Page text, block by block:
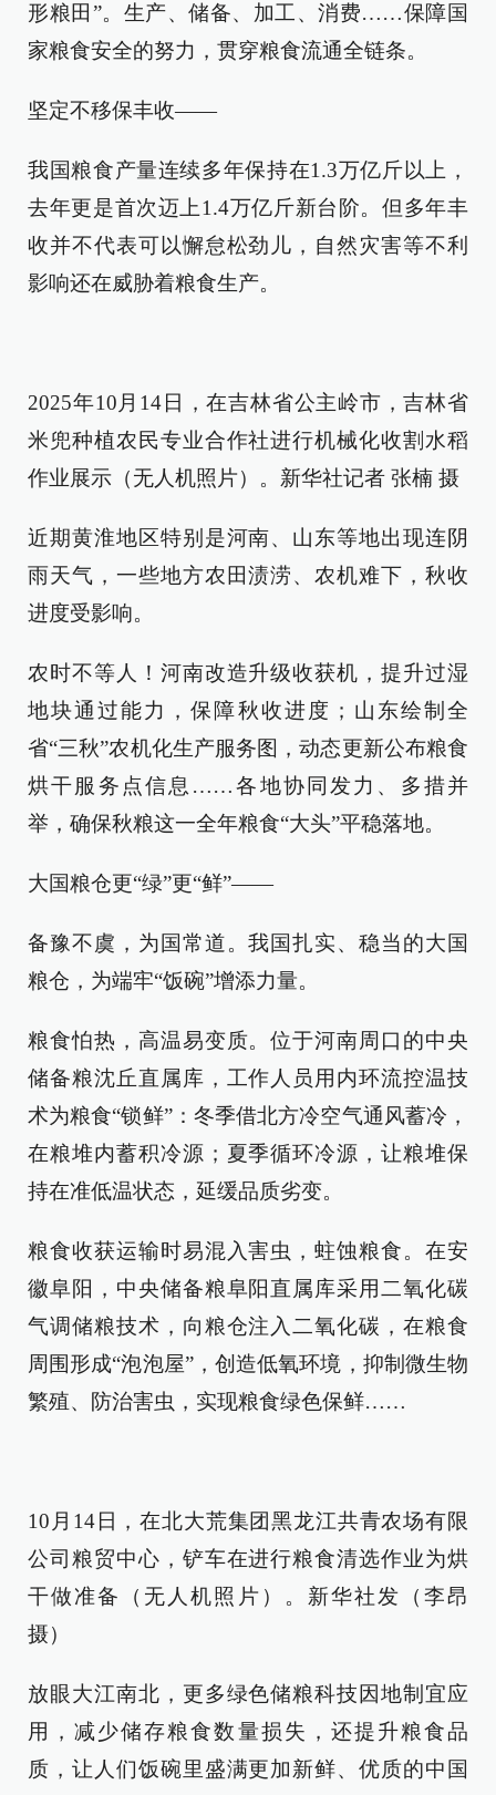
形粮田”。生产、储备、加工、消费……保障国
家粮食安全的努力，贯穿粮食流通全链条。
坚定不移保丰收——
我国粮食产量连续多年保持在1.3万亿斤以上，
去年更是首次迈上1.4万亿斤新台阶。但多年丰
收并不代表可以懈怠松劲儿，自然灾害等不利
影响还在威胁着粮食生产。
2025年10月14日，在吉林省公主岭市，吉林省
米兜种植农民专业合作社进行机械化收割水稻
作业展示（无人机照片）。新华社记者 张楠 摄
近期黄淮地区特别是河南、山东等地出现连阴
雨天气，一些地方农田渍涝、农机难下，秋收
进度受影响。
农时不等人！河南改造升级收获机，提升过湿
地块通过能力，保障秋收进度；山东绘制全
省“三秋”农机化生产服务图，动态更新公布粮食
烘干服务点信息……各地协同发力、多措并
举，确保秋粮这一全年粮食“大头”平稳落地。
大国粮仓更“绿”更“鲜”——
备豫不虞，为国常道。我国扎实、稳当的大国
粮仓，为端牢“饭碗”增添力量。
粮食怕热，高温易变质。位于河南周口的中央
储备粮沈丘直属库，工作人员用内环流控温技
术为粮食“锁鲜”：冬季借北方冷空气通风蓄冷，
在粮堆内蓄积冷源；夏季循环冷源，让粮堆保
持在准低温状态，延缓品质劣变。
粮食收获运输时易混入害虫，蛀蚀粮食。在安
徽阜阳，中央储备粮阜阳直属库采用二氧化碳
气调储粮技术，向粮仓注入二氧化碳，在粮食
周围形成“泡泡屋”，创造低氧环境，抑制微生物
繁殖、防治害虫，实现粮食绿色保鲜……
10月14日，在北大荒集团黑龙江共青农场有限
公司粮贸中心，铲车在进行粮食清选作业为烘
干做准备（无人机照片）。新华社发（李昂
摄）
放眼大江南北，更多绿色储粮科技因地制宜应
用，减少储存粮食数量损失，还提升粮食品
质，让人们饭碗里盛满更加新鲜、优质的中国